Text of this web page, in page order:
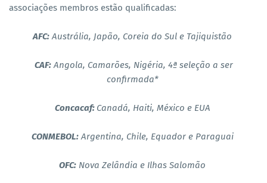
associações membros estão qualificadas:
AFC:Austrália, Japão, Coreia do Sul e Tajiquistão
CAF:Angola, Camarões, Nigéria, 4ª seleção a ser
confirmada*
Concacaf: Canadá, Haiti, México e EUA
CONMEBOL:Argentina, Chile, Equador e Paraguai
OFC: Nova Zelândia e Ilhas Salomão